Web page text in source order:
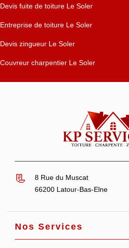
Devis fuite de toiture Le Soler
Entreprise de toiture Le Soler
Devis zingueur Le Soler
Couvreur charpentier Le Soler
8 Rue du Muscat
66200 Latour-Bas-Elne
Nos Services